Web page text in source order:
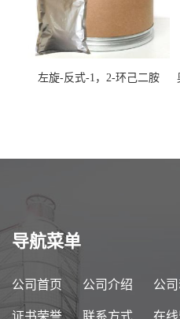
左旋-反式-1，2-环己二胺
导航菜单
公司首页 公司介绍 公
证书荣誉 联系方式 在